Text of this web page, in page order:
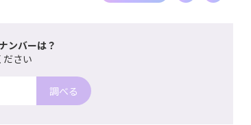
ンバーは？
ださい
調べる